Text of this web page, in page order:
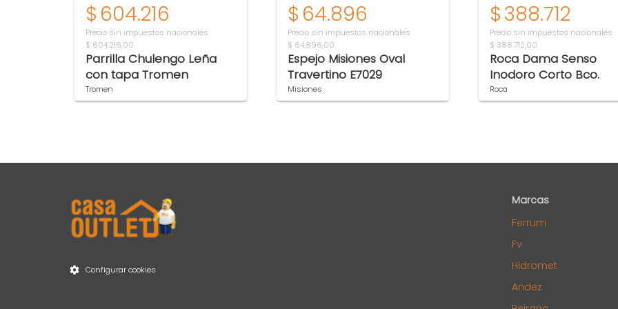
$ 604.216
Precio sin impuestos nacionales
$ 604.216,00
Parrilla Chulengo Leña
con tapa Tromen
Tromen
$ 64.896
Precio sin impuestos nacionales
$ 64.896,00
Espejo Misiones Oval
Travertino E7029
Misiones
$388.712
Precio sin impuestos nacionales
$ 388.712,00
Roca Dama Senso
Inodoro Corto Bco.
Roca
Configurar cookies
Marcas
Ferrum
Fv
Hidromet
Andez